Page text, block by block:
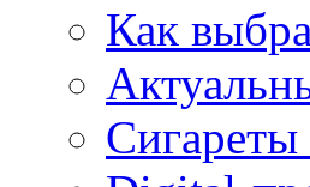
Как
Сигареты